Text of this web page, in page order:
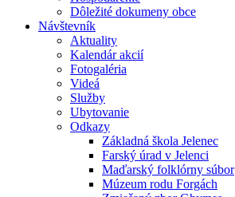
Dôležité dokumeny obce
Návštevník
Aktuality
Kalendár akcií
Fotogaléria
Videá
Služby
Ubytovanie
Odkazy
Základná škola Jelenec
Farský úrad v Jelenci
Maďarský folklórny súbor
Múzeum rodu Forgách